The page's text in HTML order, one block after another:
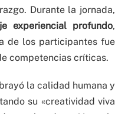
Durante la jornada,
experiencial profundo,
de los participantes fue
competencias críticas.
la calidad humana y
su «creatividad viva